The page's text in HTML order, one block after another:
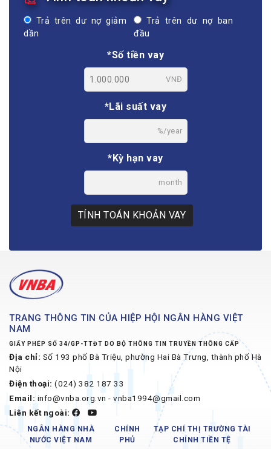
Trả trên dư nợ giảm
dần
Trả trên dư nợ ban
đầu
*Số tiền vay
VNĐ
*Lãi suất vay
%/year
*Kỳ hạn vay
month
TÍNH TOÁN KHOẢN VAY
TRANG THÔNG TIN CỦA HIỆP HỘI NGÂN HÀNG VIỆT
NAM
GIẤY PHÉP SỐ 34/GP-TTĐT DO BỘ THÔNG TIN TRUYỀN THÔNG CẤP
Địa chỉ: Số 193 phố Bà Triệu, phường Hai Bà Trưng, thành phố Hà
Nội
Điện thoại: (024) 382 187 33
Email: info@vnba.org.vn - vnba1994@gmail.com
Liên kết ngoài:
NGÂN HÀNG NHÀ
NƯỚC VIỆT NAM
CHÍNH
PHỦ
TẠP CHÍ THỊ TRƯỜNG TÀI
CHÍNH TIỀN TỆ